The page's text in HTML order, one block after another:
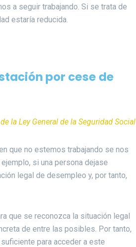
a seguir trabajando. Si se trata de
estaría reducida.
por cese de
la Ley General de la Seguridad Social
que no estemos trabajando se nos
ejemplo, si una persona dejase
legal de desempleo y, por tanto,
que se reconozca la situación legal
de entre las posibles. Por tanto,
para acceder a este